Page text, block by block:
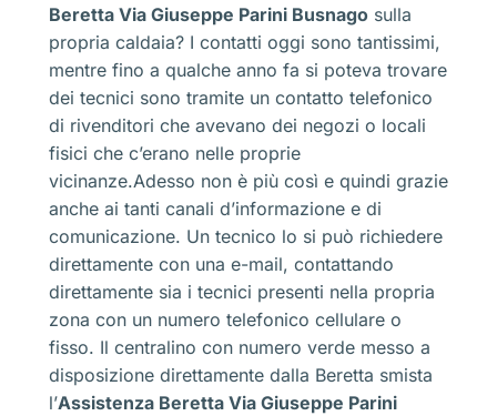
Beretta Via Giuseppe Parini Busnago sulla
propria caldaia? I contatti oggi sono tantissimi,
mentre fino a qualche anno fa si poteva trovare
dei tecnici sono tramite un contatto telefonico
di rivenditori che avevano dei negozi o locali
fisici che c’erano nelle proprie
vicinanze.Adesso non è più così e quindi grazie
anche ai tanti canali d’informazione e di
comunicazione. Un tecnico lo si può richiedere
direttamente con una e-mail, contattando
direttamente sia i tecnici presenti nella propria
zona con un numero telefonico cellulare o
fisso. Il centralino con numero verde messo a
disposizione direttamente dalla Beretta smista
l’Assistenza Beretta Via Giuseppe Parini